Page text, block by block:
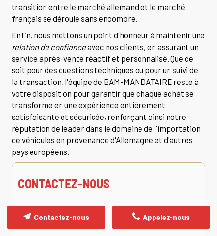
transition entre le marché allemand et le marché
français se déroule sans encombre.
Enfin, nous mettons un point d'honneur à maintenir une
relation de confianceavec nos clients, en assurant un
service après-vente réactif et personnalisé. Que ce
soit pour des questions techniques ou pour un suivi de
la transaction, l'équipe de BAM-MANDATAIRE reste à
votre disposition pour garantir que chaque achat se
transforme en une expérience entièrement
satisfaisante et sécurisée, renforçant ainsi notre
réputation de leader dans le domaine de l'importation
de véhicules en provenance d'Allemagne et d'autres
pays européens.
CONTACTEZ-NOUS
Appelez-nous
Contactez-nous